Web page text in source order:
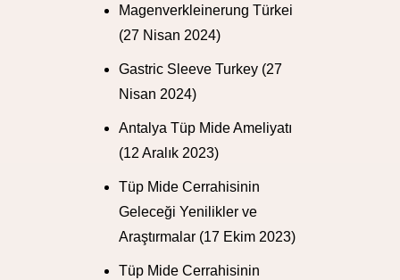
Magenverkleinerung Türkei
(27 Nisan 2024)
Gastric Sleeve Turkey (27
Nisan 2024)
Antalya Tüp Mide Ameliyatı
(12 Aralık 2023)
Tüp Mide Cerrahisinin
Geleceği Yenilikler ve
Araştırmalar (17 Ekim 2023)
Tüp Mide Cerrahisinin